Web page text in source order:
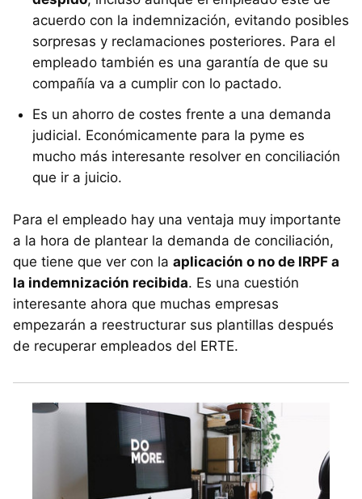
acuerdo con la indemnización, evitando posibles
sorpresas y reclamaciones posteriores. Para el
empleado también es una garantía de que su
compañía va a cumplir con lo pactado.
Es un ahorro de costes frente a una demanda
judicial. Económicamente para la pyme es
mucho más interesante resolver en conciliación
que ir a juicio.
Para el empleado hay una ventaja muy importante
a la hora de plantear la demanda de conciliación,
que tiene que ver con la aplicación o no de IRPF a
la indemnización recibida. Es una cuestión
interesante ahora que muchas empresas
empezarán a reestructurar sus plantillas después
de recuperar empleados del ERTE.